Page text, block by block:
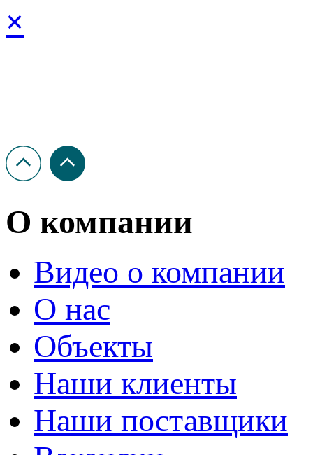
×
О компании
Видео о компании
О нас
Объекты
Наши клиенты
Наши поставщики